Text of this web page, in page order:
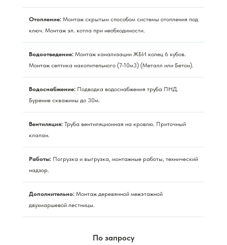
Отопление: Монтаж скрытым способом системы отопления под
ключ. Монтаж эл. котла при необходимости.
Водоотведение: Монтаж канализации ЖБИ колец 6 кубов.
Монтаж септика накопительного (7-10м3) (Металл или Бетон).
Водоснабжение: Подводка водоснабжения труба ПНД.
Бурение скважины до 30м.
Вентиляция: Труба вентиляционная на кровлю. Приточный
клапан.
Работы: Погрузка и выгрузка, монтажные работы, технический
надзор.
Дополнительно: Монтаж деревянной межэтажной
двухмаршевой лестницы.
По запросу